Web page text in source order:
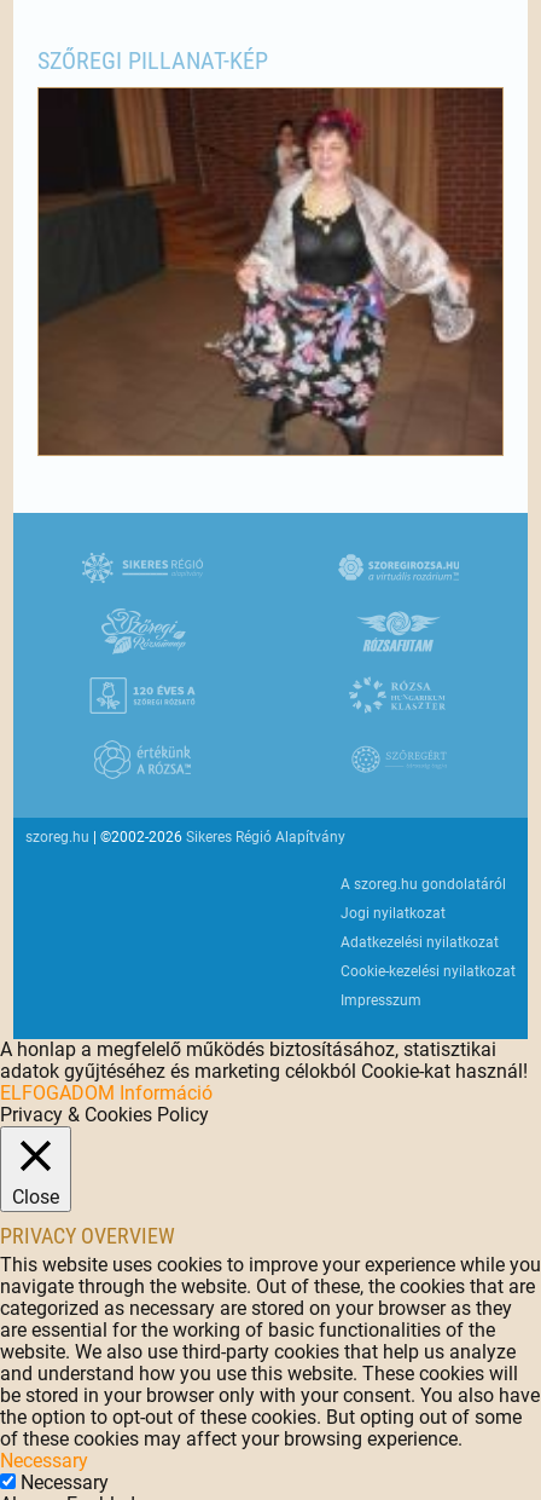
SZŐREGI PILLANAT-KÉP
szoreg.hu | ©2002-2026Sikeres Régió Alapítvány
A szoreg.hu gondolatáról
Jogi nyilatkozat
Adatkezelési nyilatkozat
Cookie-kezelési nyilatkozat
Impresszum
A honlap a megfelelő működés biztosításához, statisztikai
adatok gyűjtéséhez és marketing célokból Cookie-kat használ!
ELFOGADOM Információ
Privacy & Cookies Policy
Close
PRIVACY OVERVIEW
This website uses cookies to improve your experience while you
navigate through the website. Out of these, the cookies that are
categorized as necessary are stored on your browser as they
are essential for the working of basic functionalities of the
website. We also use third-party cookies that help us analyze
and understand how you use this website. These cookies will
be stored in your browser only with your consent. You also have
the option to opt-out of these cookies. But opting out of some
of these cookies may affect your browsing experience.
Necessary
Necessary